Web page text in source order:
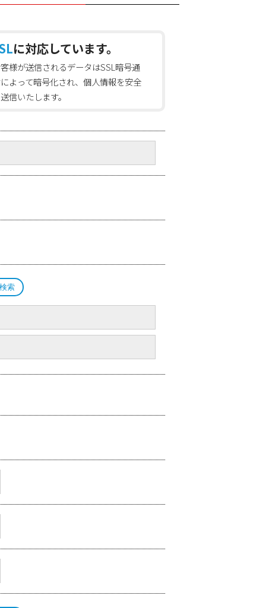
に対応しています。
様が送信されるデータはSSL暗号通
よって暗号化され、個人情報を安全
信いたします。
索